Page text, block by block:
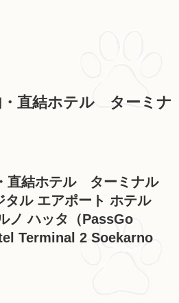
・直結ホテル ターミナ
直結ホテル ターミナル
ル エアポート ホテル
ノ ハッタ（PassGo
Terminal 2 Soekarno